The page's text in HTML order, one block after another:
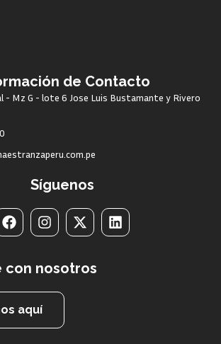
de Contacto
- Mz G - lote 6 Jose Luis Bustamante y Rivero
Síguenos
con nosotros
aquí